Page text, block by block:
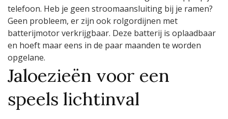
telefoon. Heb je geen stroomaansluiting bij je ramen?
Geen probleem, er zijn ook rolgordijnen met
batterijmotor verkrijgbaar. Deze batterij is oplaadbaar
en hoeft maar eens in de paar maanden te worden
opgelane.
Jaloezieën voor een
speels lichtinval